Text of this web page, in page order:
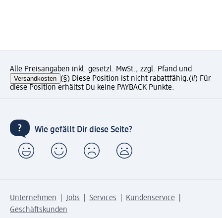
Alle Preisangaben inkl. gesetzl. MwSt., zzgl. Pfand und
Versandkosten (§) Diese Position ist nicht rabattfähig.(#) Für
diese Position erhältst Du keine PAYBACK Punkte.
Wie gefällt Dir diese Seite?
Unternehmen Jobs Services
Kundenservice
Geschäftskunden